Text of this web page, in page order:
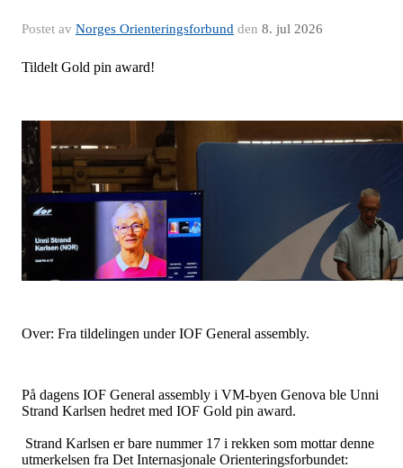
Postet av Norges Orienteringsforbund den 8. jul 2026
Tildelt Gold pin award!
Over: Fra tildelingen under IOF General assembly.
På dagens IOF General assembly i VM-byen Genova ble Unni
Strand Karlsen hedret med IOF Gold pin award.
Strand Karlsen er bare nummer 17 i rekken som mottar denne
utmerkelsen fra Det Internasjonale Orienteringsforbundet: